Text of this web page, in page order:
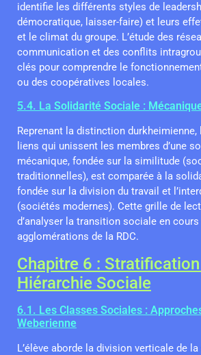
identifie les différents styles de
démocratique, laisser-faire) et leurs
et le climat du groupe. L’étude des
communication et des conflits
clés pour comprendre le
ou des coopératives locales.
5.4. La Solidarité Sociale :
Reprenant la distinction durkheimienne,
liens qui unissent les membres d’une
mécanique, fondée sur la similitude
traditionnelles), est comparée à la
fondée sur la division du travail et
(sociétés modernes). Cette grille de
d’analyser la transition sociale en
agglomérations de la RDC.
Chapitre 6 :
Hiérarchie Sociale
6.1. Les Classes Sociales :
Weberienne
L’élève aborde la division verticale de